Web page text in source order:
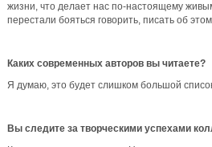
жизни, что делает нас по-настоящему
перестали бояться говорить, писать об
Каких современных авторов вы читаете?
Я думаю, это будет слишком большой
Вы следите за творческими успехами